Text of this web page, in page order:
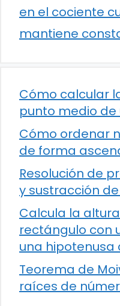
en el cociente
mantiene
Cómo calcular
punto medio
Cómo ordenar
de forma
Resolución de
y sustracción
Calcula la
rectángulo con
una hipotenusa
Teorema de
raíces de